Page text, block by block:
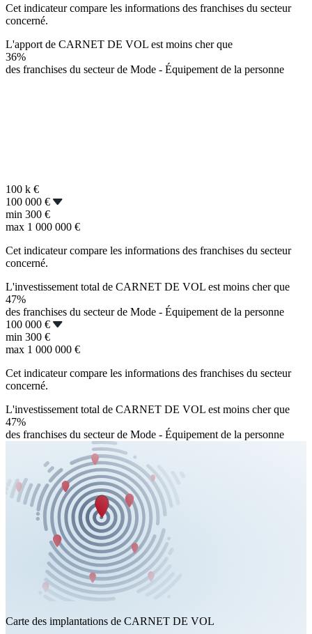
Cet indicateur compare les informations des franchises du secteur
concerné.
L'apport de CARNET DE VOL est moins cher que
36%
des franchises du secteur de Mode - Équipement de la personne
100 k €
100 000 €
min 300 €
max 1 000 000 €
Cet indicateur compare les informations des franchises du secteur
concerné.
L'investissement total de CARNET DE VOL est moins cher que
47%
des franchises du secteur de Mode - Équipement de la personne
100 000 €
min 300 €
max 1 000 000 €
Cet indicateur compare les informations des franchises du secteur
concerné.
L'investissement total de CARNET DE VOL est moins cher que
47%
des franchises du secteur de Mode - Équipement de la personne
Carte des implantations de CARNET DE VOL